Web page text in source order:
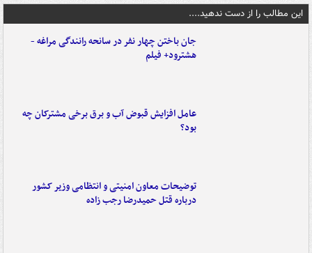
این مطالب را از دست ندهید....
جان باختن چهار نفر در سانحه رانندگی مراغه -
هشترود+ فیلم
عامل افزایش قبوض آب و برق برخی مشترکان چه
بود؟
توضیحات معاون امنیتی و انتظامی وزیر کشور
درباره قتل حمیدرضا رجب زاده